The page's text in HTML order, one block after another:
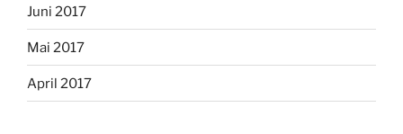
Juni 2017
Mai 2017
April 2017